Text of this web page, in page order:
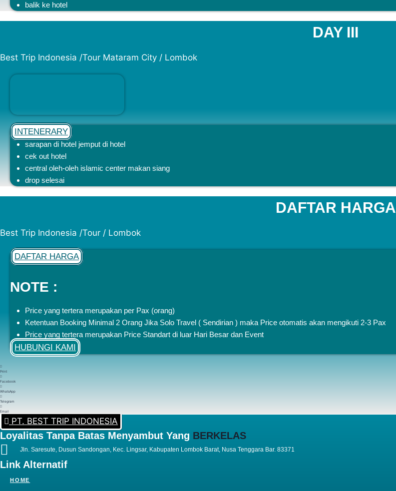
balik ke hotel
DAY III
Best Trip Indonesia /Tour Mataram City / Lombok
INTENERARY
sarapan di hotel jemput di hotel
cek out hotel
central oleh-oleh islamic center makan siang
drop selesai
DAFTAR HARGA
Best Trip Indonesia /Tour / Lombok
DAFTAR HARGA
NOTE :
Price yang tertera merupakan per Pax (orang)
Ketentuan Booking Minimal 2 Orang Jika Solo Travel ( Sendirian ) maka Price otomatis akan mengikuti 2-3 Pax
Price yang tertera merupakan Price Standart di luar Hari Besar dan Event
HUBUNGI KAMI
Print
Facebook
WhatsApp
Telegram
Email
PT. BEST TRIP INDONESIA
Loyalitas Tanpa Batas Menyambut Yang BERKELAS
Jln. Saresute, Dusun Sandongan, Kec. Lingsar, Kabupaten Lombok Barat, Nusa Tenggara Bar. 83371
Link Alternatif
HOME